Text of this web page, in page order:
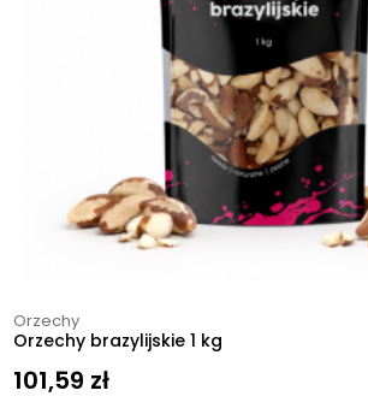
Orzechy
Orzechy brazylijskie 1 kg
101,59 zł